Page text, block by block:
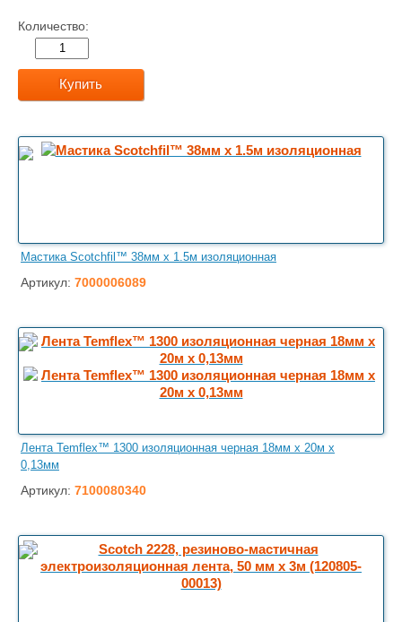
Количество:
Купить
Мастика Scotchfil™ 38мм x 1.5м изоляционная
Артикул: 7000006089
Лента Temflex™ 1300 изоляционная черная 18мм х 20м х
0,13мм
Артикул: 7100080340